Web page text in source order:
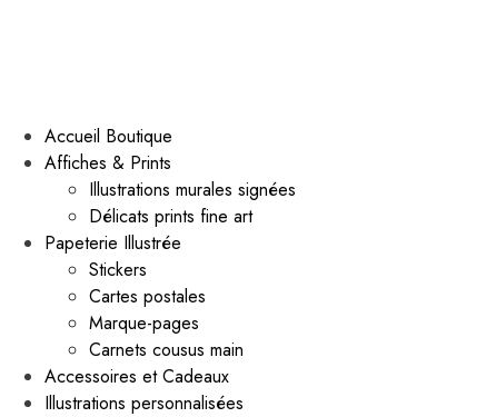
Accueil Boutique
Affiches & Prints
Illustrations murales signées
Délicats prints fine art
Papeterie Illustrée
Stickers
Cartes postales
Marque-pages
Carnets cousus main
Accessoires et Cadeaux
Illustrations personnalisées